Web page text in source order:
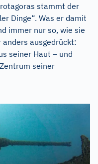
stammt der
Dinge“. Was er damit
immer nur so, wie sie
anders ausgedrückt:
seiner Haut – und
seiner